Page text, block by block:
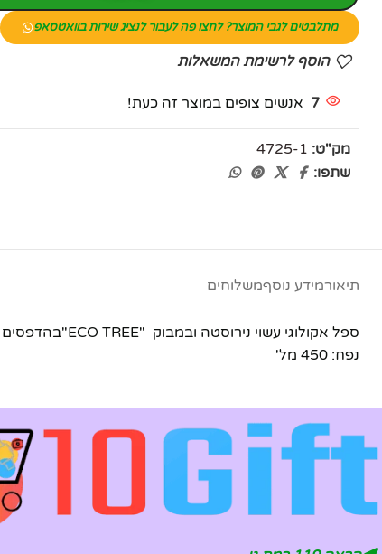
מתלבטים לגבי המוצר? לחצו פה לעבור לנציג שירות בוואטסאפ
הוסף לרשימת המשאלות
7 אנשים צופים במוצר זה כעת!
מק"ט: 4725-1
שתפו:
תיאורמידע נוסףמשלוחים
ספל אקולוגי עשוי נירוסטה ובמבוק "ECO TREE"בהדפסים דקורטיביים שונים
נפח: 450 מל'
פייסבוק
אינסטגרם